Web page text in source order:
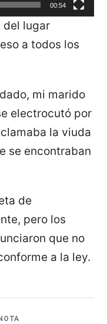
00:54
del lugar
a todos los
mi marido
electrocutó por
la viuda
se encontraban
de
pero los
que no
a la ley.